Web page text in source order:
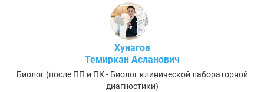
Хунагов
Темиркан Асланович
Биолог (после ПП и ПК - Биолог клинической лабораторной
диагностики)